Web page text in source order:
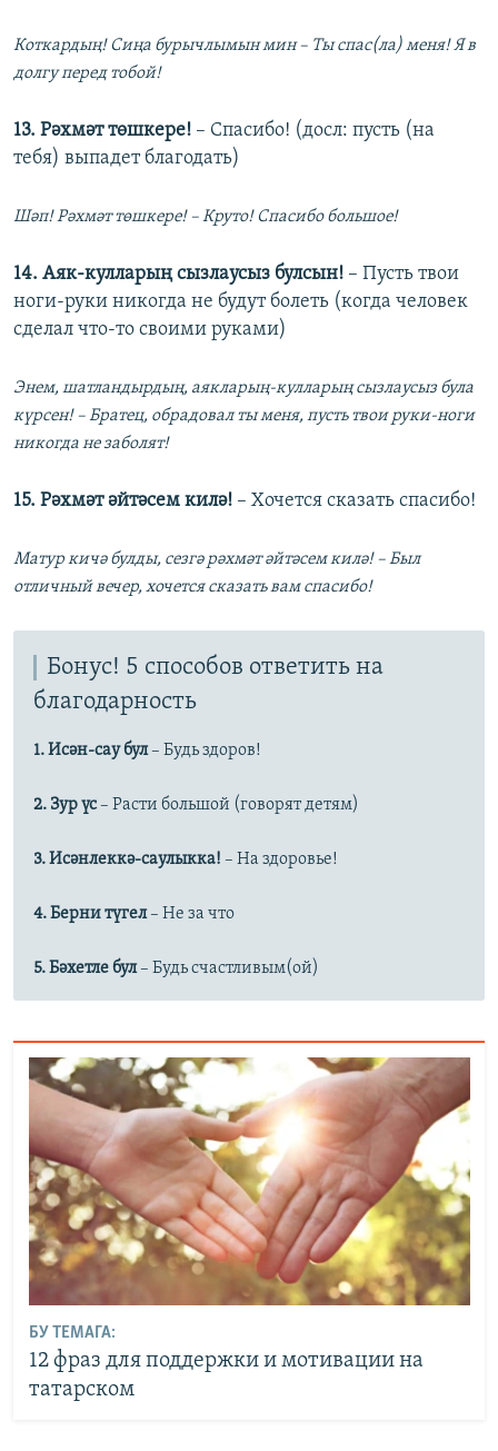
Коткардың! Сиңа бурычлымын мин – Ты спас(ла) меня! Я в
долгу перед тобой!
13. Рәхмәт төшкере! – Спасибо! (досл: пусть (на
тебя) выпадет благодать)
Шәп! Рәхмәт төшкере! – Круто! Спасибо большое!
14. Аяк-кулларың сызлаусыз булсын! – Пусть твои
ноги-руки никогда не будут болеть (когда человек
сделал что-то своими руками)
Энем, шатландырдың, аякларың-кулларың сызлаусыз була
күрсен! – Братец, обрадовал ты меня, пусть твои руки-ноги
никогда не заболят!
15. Рәхмәт әйтәсем килә! – Хочется сказать спасибо!
Матур кичә булды, сезгә рәхмәт әйтәсем килә! – Был
отличный вечер, хочется сказать вам спасибо!
Бонус! 5 способов ответить на
благодарность
1. Исән-сау бул– Будь здоров!
2. Зур үс– Расти большой (говорят детям)
3. Исәнлеккә-саулыкка! – На здоровье!
4. Берни түгел– Не за что
5. Бәхетле бул– Будь счастливым(ой)
БУ ТЕМАГА:
12 фраз для поддержки и мотивации на
татарском